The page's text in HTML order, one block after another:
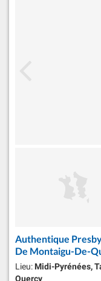
Authentique
De Montaigu-De-
Lieu: Midi-Pyrénées,
Quercy